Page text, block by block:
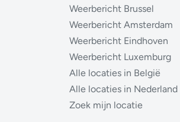
Weerbericht Brussel
Weerbericht Amsterdam
Weerbericht Eindhoven
Weerbericht Luxemburg
Alle locaties in België
Alle locaties in Nederland
Zoek mijn locatie